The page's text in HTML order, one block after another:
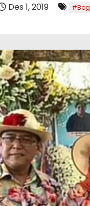
Des 1, 2019